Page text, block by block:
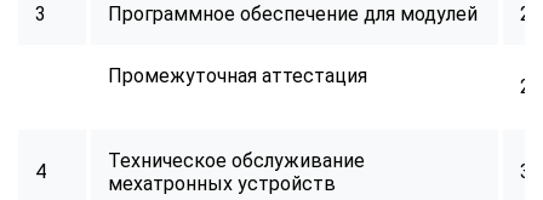
3 Программное обеспечение для модулей 24
Промежуточная аттестация 2
4
Техническое обслуживание
мехатронных устройств
32
Мессенджеры
Vkontakte EMail